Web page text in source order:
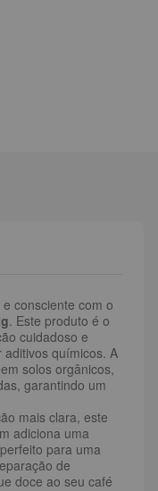
consciente com o
. Este produto é o
cuidadoso e
químicos. A
solos orgânicos,
garantindo um
mais clara, este
adiciona uma
para uma
de
doce ao seu café